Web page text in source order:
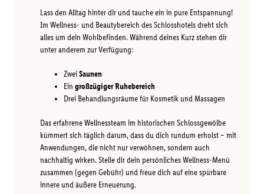
Lass den Alltag hinter dir und tauche ein in pure Entspannung!
Im Wellness- und Beautybereich des Schlosshotels dreht sich
alles um dein Wohlbefinden. Während deines Kurz stehen dir
unter anderem zur Verfügung:
ZweiSaunen
Ein großzügiger Ruhebereich
Drei Behandlungsräume für Kosmetik und Massagen
Das erfahrene Wellnessteam im historischen Schlossgewölbe
kümmert sich täglich darum, dass du dich rundum erholst – mit
Anwendungen, die nicht nur verwöhnen, sondern auch
nachhaltig wirken. Stelle dir dein persönliches Wellness-Menü
zusammen (gegen Gebühr) und freue dich auf eine spürbare
innere und äußere Erneuerung.